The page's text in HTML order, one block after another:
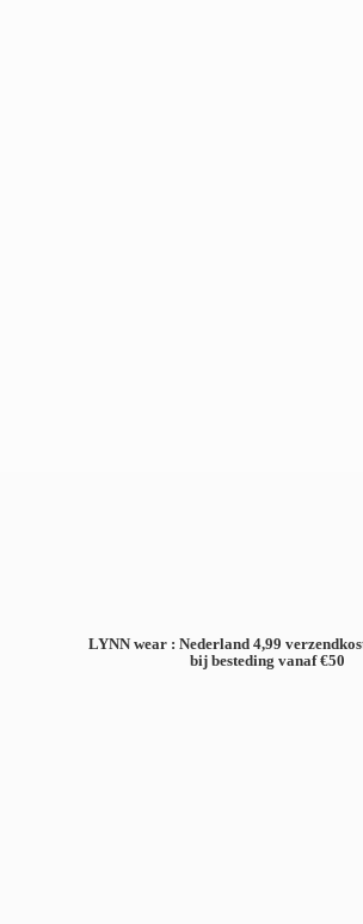
LYNN wear : Nederland 4,99
bij besteding vanaf €50